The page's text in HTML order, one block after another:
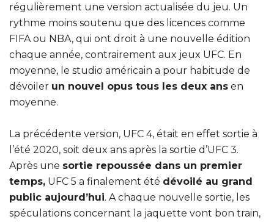
régulièrement une version actualisée du jeu. Un
rythme moins soutenu que des licences comme
FIFA ou NBA, qui ont droit à une nouvelle édition
chaque année, contrairement aux jeux UFC. En
moyenne, le studio américain a pour habitude de
dévoiler un nouvel opus tous les deux ans en
moyenne.
La précédente version, UFC 4, était en effet sortie à
l’été 2020, soit deux ans après la sortie d’UFC 3.
Après une sortie repoussée dans un premier
temps, UFC 5 a finalement été dévoilé au grand
public aujourd’hui. A chaque nouvelle sortie, les
spéculations concernant la jaquette vont bon train,